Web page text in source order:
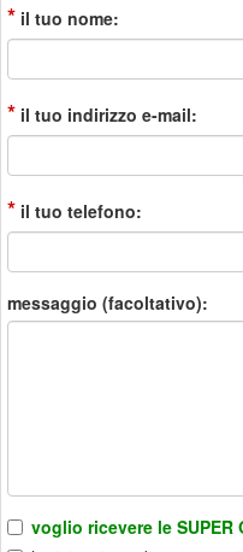
* il tuo nome:
* il tuo indirizzo e-mail:
* il tuo telefono:
messaggio (facoltativo):
voglio ricevere le SUPER